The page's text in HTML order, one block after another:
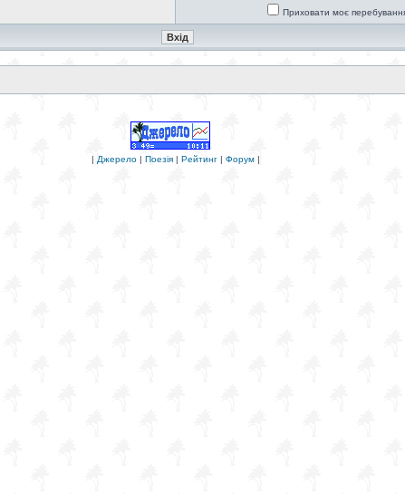
Приховати моє
| Джерело | Поезія | Рейтинг | Форум |